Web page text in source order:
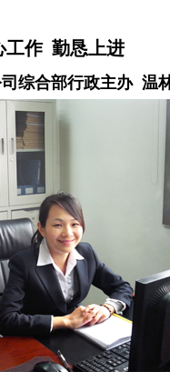
工作 勤恳上进
综合部行政主办 温